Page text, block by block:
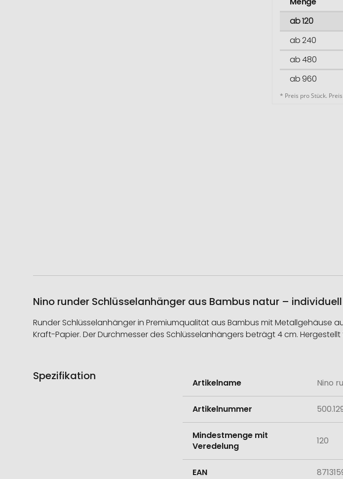
ab 120
ab 240
ab 480
ab 960
* Preis pro Stück.
Nino runder Schlüsselanhänger aus Bambus natur –
Runder Schlüsselanhänger in Premiumqualität aus Bambus mit Metallgehäuse
Kraft-Papier. Der Durchmesser des Schlüsselanhängers beträgt 4 cm. Hergestellt
Spezifikation
Informationen
Artikelname Nino
Artikelnummer
Mindestmenge mit
Veredelung
120
EAN